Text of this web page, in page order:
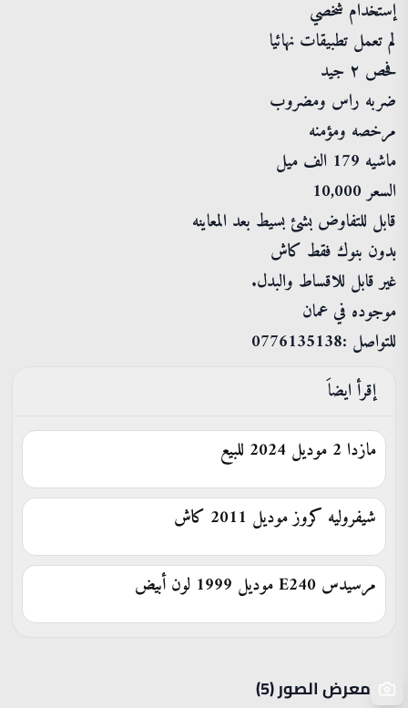
إستخدام شخصي
لم تعمل تطبيقات نهائيا
فحص ٢ جيد
ضربه راس ومضروب
مرخصه ومؤمنه
ماشيه 179 الف ميل
السعر 10,000
قابل للتفاوض بشئ بسيط بعد المعاينه
بدون بنوك فقط كاش
غير قابل للاقساط والبدل.
موجوده في عمان
للتواصل :0776135138
إقرأ ايضاَ
مازدا 2 موديل 2024 للبيع
شيفروليه كروز موديل 2011 كاش
مرسيدس E240 موديل 1999 لون أبيض
معرض الصور (5)